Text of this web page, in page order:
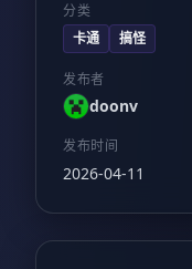
分类
卡通
搞怪
发布者
doonv
发布时间
2026-04-11